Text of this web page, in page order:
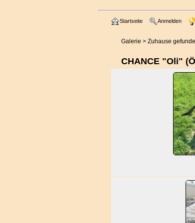
Startseite Anmelden
Galerie > Zuhause
CHANCE "Oli"